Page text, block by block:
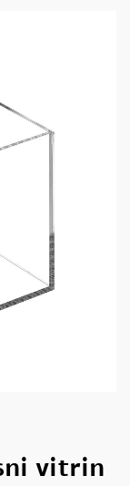
vitrin